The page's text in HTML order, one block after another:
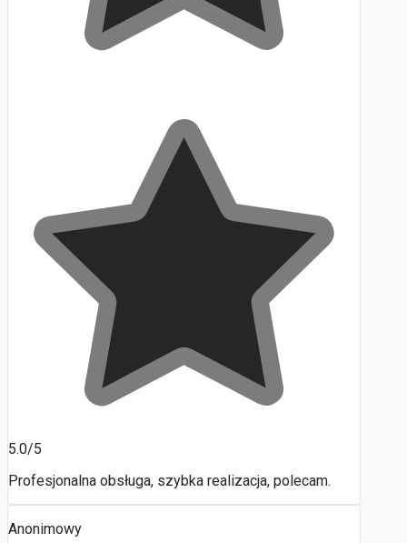
5.0/5
Profesjonalna obsługa, szybka realizacja, polecam.
Anonimowy